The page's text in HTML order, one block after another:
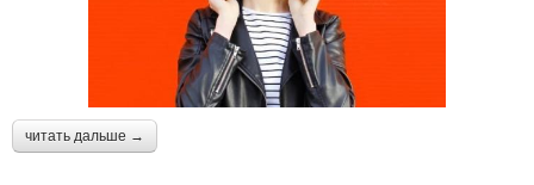
читать дальше →